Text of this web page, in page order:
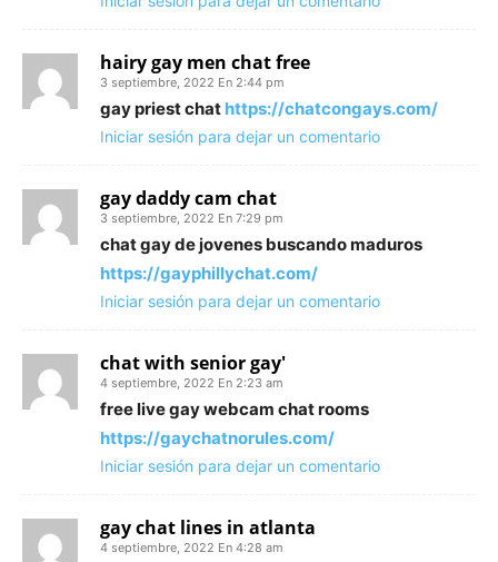
hairy gay men chat free
3 septiembre, 2022 En 2:44 pm
gay priest chat https://chatcongays.com/
Iniciar sesión para dejar un comentario
gay daddy cam chat
3 septiembre, 2022 En 7:29 pm
chat gay de jovenes buscando maduros
https://gayphillychat.com/
Iniciar sesión para dejar un comentario
chat with senior gay'
4 septiembre, 2022 En 2:23 am
free live gay webcam chat rooms
https://gaychatnorules.com/
Iniciar sesión para dejar un comentario
gay chat lines in atlanta
4 septiembre, 2022 En 4:28 am